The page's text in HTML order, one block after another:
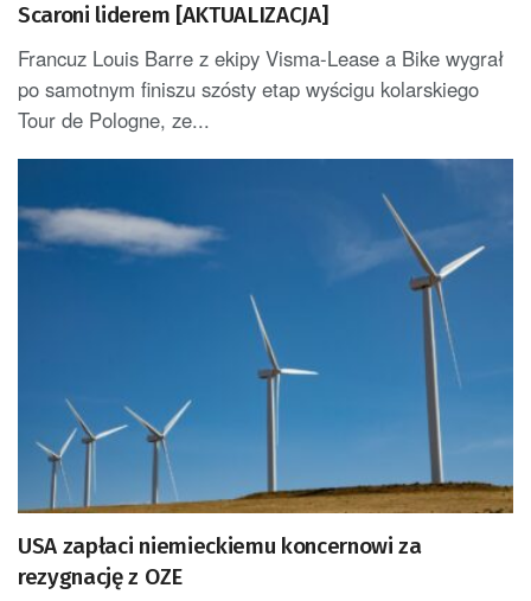
Scaroni liderem [AKTUALIZACJA]
Francuz Louis Barre z ekipy Visma-Lease a Bike wygrał
po samotnym finiszu szósty etap wyścigu kolarskiego
Tour de Pologne, ze...
USA zapłaci niemieckiemu koncernowi za
rezygnację z OZE